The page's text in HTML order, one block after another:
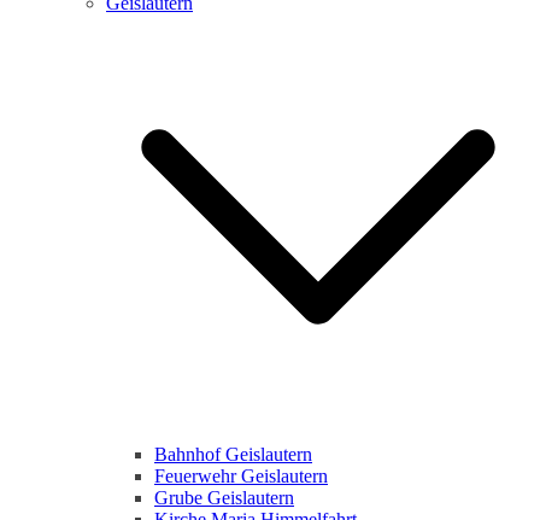
Bahnhof Geislautern
Feuerwehr Geislautern
Grube Geislautern